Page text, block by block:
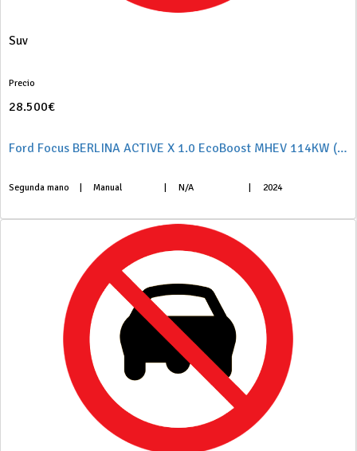
Suv
Precio
28.500€
Ford Focus BERLINA ACTIVE X 1.0 EcoBoost MHEV 114KW (155CV) S6.2
Segunda mano Manual N/A 2024